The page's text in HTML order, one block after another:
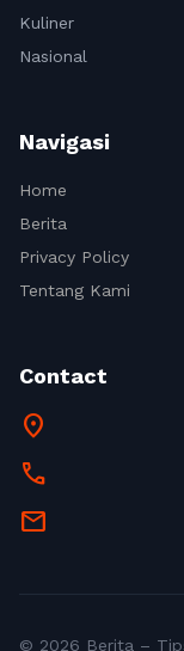
Kuliner
Nasional
Navigasi
Home
Berita
Privacy Policy
Tentang Kami
Contact
location_on
call
mail
© 2026 Berita –